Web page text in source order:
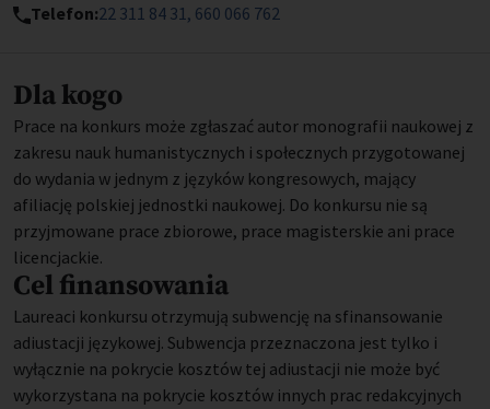
Telefon:22 311 84 31 660 066 762
Dla kogo
Prace na konkurs może zgłaszać autor monografii naukowej z
zakresu nauk humanistycznych i społecznych przygotowanej
do wydania w jednym z języków kongresowych, mający
afiliację polskiej jednostki naukowej. Do konkursu nie są
przyjmowane prace zbiorowe, prace magisterskie ani prace
licencjackie.
Cel finansowania
Laureaci konkursu otrzymują subwencję na sfinansowanie
adiustacji językowej. Subwencja przeznaczona jest tylko i
wyłącznie na pokrycie kosztów tej adiustacji nie może być
wykorzystana na pokrycie kosztów innych prac redakcyjnych